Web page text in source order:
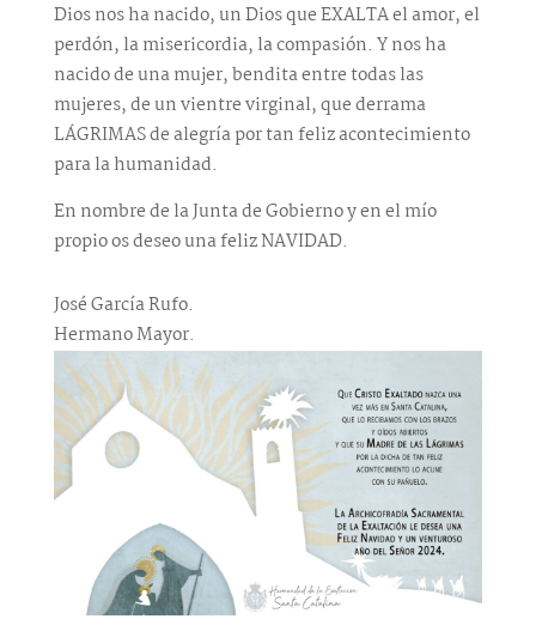
Dios nos ha nacido, un Dios que EXALTA el amor, el
perdón, la misericordia, la compasión. Y nos ha
nacido de una mujer, bendita entre todas las
mujeres, de un vientre virginal, que derrama
LÁGRIMAS de alegría por tan feliz acontecimiento
para la humanidad.
En nombre de la Junta de Gobierno y en el mío
propio os deseo una feliz NAVIDAD.
José García Rufo.
Hermano Mayor.